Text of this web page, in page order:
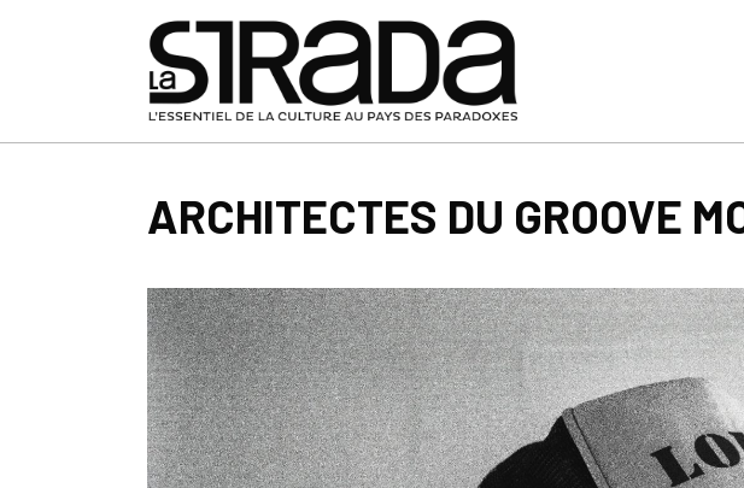
ARCHITECTES DU GROOVE